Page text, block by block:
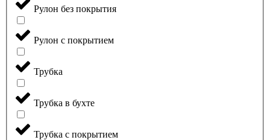
Рулон без покрытия
Рулон с покрытием
Трубка
Трубка в бухте
Трубка с покрытием